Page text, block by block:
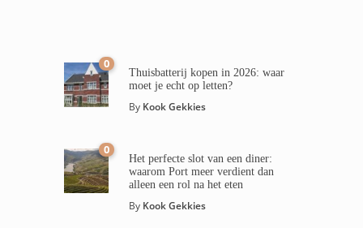
0
Thuisbatterij kopen in 2026: waar
moet je echt op letten?
By Kook Gekkies
0
Het perfecte slot van een diner:
waarom Port meer verdient dan
alleen een rol na het eten
By Kook Gekkies